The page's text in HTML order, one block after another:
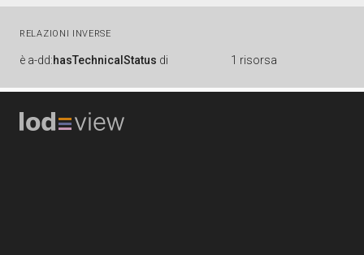
RELAZIONI INVERSE
è a-dd:hasTechnicalStatus di 1 risorsa